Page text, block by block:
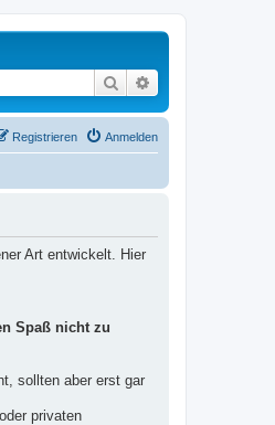
Suche
Anmelden
Registrieren
Art entwickelt. Hier
Spaß nicht zu
sollten aber erst gar
privaten